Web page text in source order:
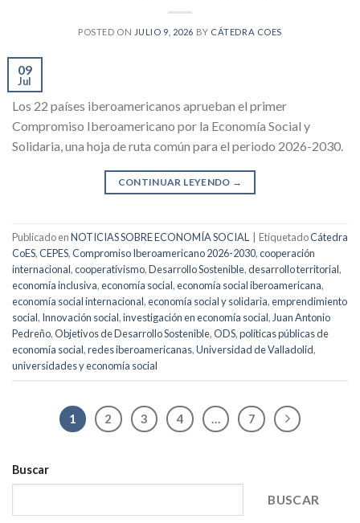
POSTED ON JULIO 9, 2026 BY CÁTEDRA COES
09
Jul
Los 22 países iberoamericanos aprueban el primer
Compromiso Iberoamericano por la Economía Social y
Solidaria, una hoja de ruta común para el periodo 2026-2030.
CONTINUAR LEYENDO →
Publicado enNOTICIAS SOBRE ECONOMÍA SOCIAL EtiquetadoCátedra
CoES,CEPES,Compromiso Iberoamericano 2026-2030,cooperación
internacional,cooperativismo,Desarrollo Sostenible,desarrollo territorial,
economía inclusiva,economía social,economía social iberoamericana,
economía social internacional,economía social y solidaria,emprendimiento
social, Innovación social,investigación en economía social, Juan Antonio
Pedreño,Objetivos de Desarrollo Sostenible,ODS,políticas públicas de
economía social,redes iberoamericanas,Universidad de Valladolid,
universidades y economía social
1 2 3 4 … 7
Buscar
BUSCAR